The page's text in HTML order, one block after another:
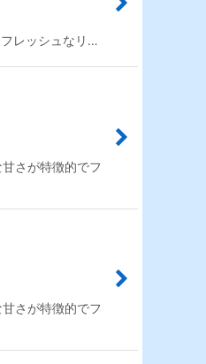
ッシュなリ…
さが特徴的でフ
さが特徴的でフ